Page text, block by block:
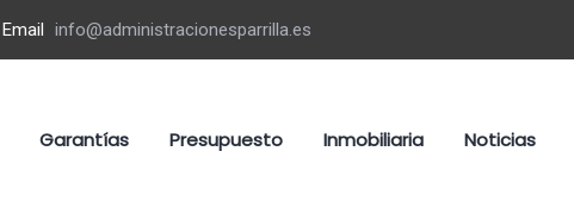
Email info@administracionesparrilla.es
Garantías Presupuesto Inmobiliaria Noticias